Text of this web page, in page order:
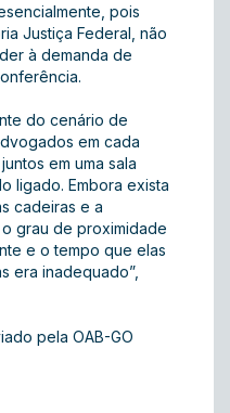
pois
Justiça Federal, não
à demanda de
do cenário de
em cada
em uma sala
ligado. Embora exista
cadeiras e a
grau de proximidade
e o tempo que elas
era inadequado”,
pela OAB-GO